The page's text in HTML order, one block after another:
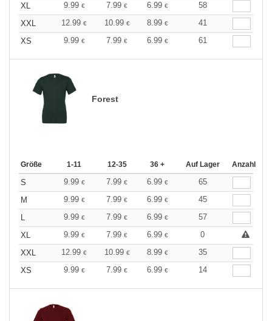
XL
9.99 € 7.99 € 6.99 €
58
XXL
12.99 € 10.99 € 8.99 €
41
XS
9.99 € 7.99 € 6.99 € 61
Forest
Größe 1-11 12-35 36 + Auf Lager Anzahl
S 9.99 € 7.99 € 6.99 €
65
M
9.99 € 7.99 € 6.99 €
45
L
9.99 € 7.99 € 6.99 €
57
XL
9.99 € 7.99 € 6.99 €
0
XXL
12.99 € 10.99 € 8.99 €
35
XS
9.99 € 7.99 € 6.99 € 14